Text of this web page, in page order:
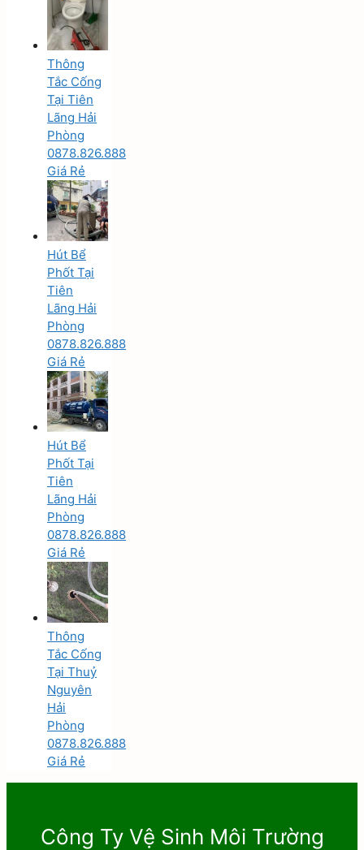
Thông
Tắc Cống
Tại Tiên
Lãng Hải
Phòng
0878.826.888
Giá Rẻ
Hút Bể
Phốt Tại
Tiên
Lãng Hải
Phòng
0878.826.888
Giá Rẻ
Hút Bể
Phốt Tại
Tiên
Lãng Hải
Phòng
0878.826.888
Giá Rẻ
Thông
Tắc Cống
Tại Thuỷ
Nguyên
Hải
Phòng
0878.826.888
Giá Rẻ
Công Ty Vệ Sinh Môi Trường